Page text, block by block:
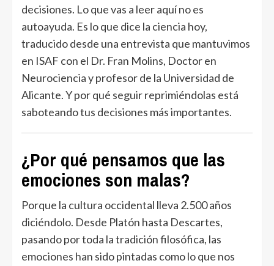
decisiones. Lo que vas a leer aquí no es
autoayuda. Es lo que dice la ciencia hoy,
traducido desde una entrevista que mantuvimos
en ISAF con el Dr. Fran Molins, Doctor en
Neurociencia y profesor de la Universidad de
Alicante. Y por qué seguir reprimiéndolas está
saboteando tus decisiones más importantes.
¿Por qué pensamos que las
emociones son malas?
Porque la cultura occidental lleva 2.500 años
diciéndolo. Desde Platón hasta Descartes,
pasando por toda la tradición filosófica, las
emociones han sido pintadas como lo que nos